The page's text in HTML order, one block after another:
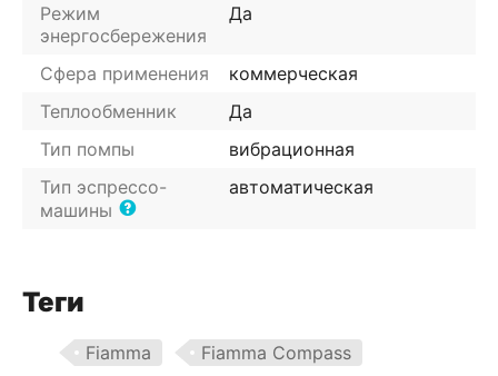
Режим
энергосбережения
Да
Сфера применения
коммерческая
Теплообменник
Да
Тип помпы
вибрационная
Тип эспрессо-
машины
автоматическая
Теги
Fiamma
Fiamma Compass